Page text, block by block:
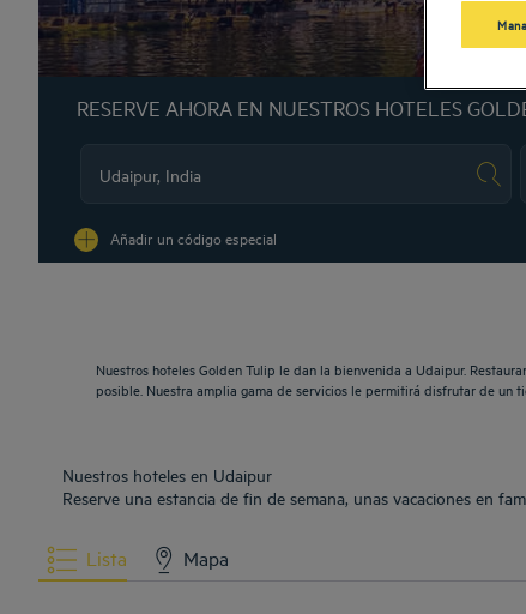
RESERVE AHORA EN NUESTROS HOTELES
Añadir un código especial
Nuestros hoteles Golden Tulip le dan la bienvenida a Udaipur.
posible. Nuestra amplia gama de servicios le permitirá disfrutar de un
Nuestros hoteles en Udaipur
Reserve una estancia de fin de semana, unas vacaciones en
Lista Mapa